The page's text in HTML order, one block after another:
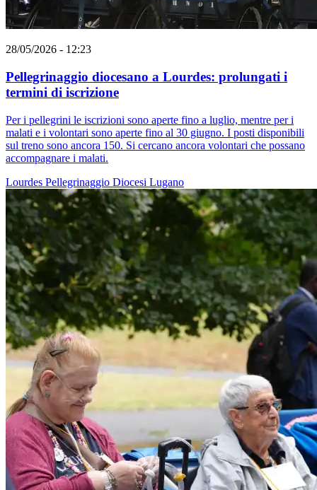
28/05/2026 - 12:23
Pellegrinaggio diocesano a Lourdes: prolungati i
termini di iscrizione
Per i pellegrini le iscrizioni sono aperte fino a luglio, mentre per i
malati e i volontari sono aperte fino al 30 giugno. I posti disponibili
sul treno sono ancora 150. Si cercano ancora volontari che possano
accompagnare i malati.
Lourdes Pellegrinaggio Diocesi Lugano